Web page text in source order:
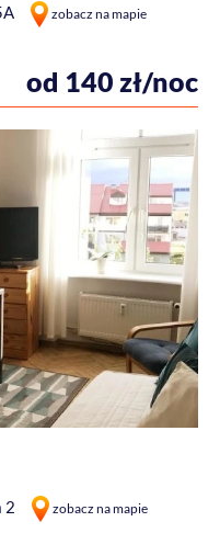
zobacz na mapie
od 140 zł/noc
2 zobacz na mapie